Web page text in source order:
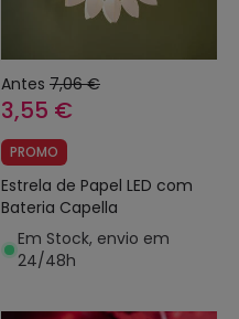
Antes 7,06 €
3,55 €
PROMO
Estrela de Papel LED com
Bateria Capella
Em Stock, envio em
24/48h